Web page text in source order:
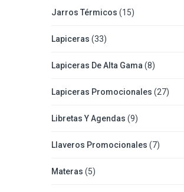
Jarros Térmicos (15)
Lapiceras (33)
Lapiceras De Alta Gama (8)
Lapiceras Promocionales (27)
Libretas Y Agendas (9)
Llaveros Promocionales (7)
Materas (5)